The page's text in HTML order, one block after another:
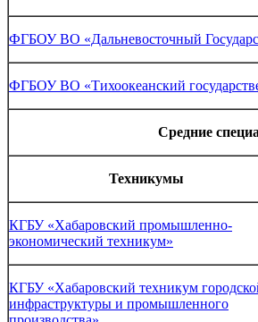
ФГБОУ ВО «Дальневосточный
ФГБОУ ВО «Тихоокеанский
Средние
Техникумы
КГБУ «Хабаровский промышленно-
экономический техникум»
КГБУ «Хабаровский техникум
инфраструктуры и промышленного